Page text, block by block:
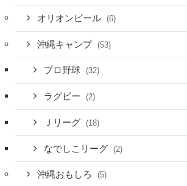
オリオンビール (6)
沖縄キャンプ (53)
プロ野球 (32)
ラグビー (2)
Ｊリーグ (18)
なでしこリーグ (2)
沖縄おもしろ (5)